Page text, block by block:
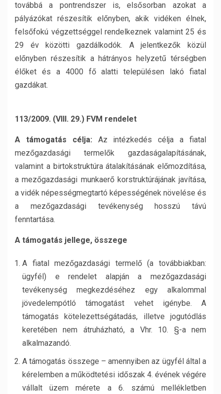
továbbá a pontrendszer is, elsősorban azokat a
pályázókat részesítik előnyben, akik vidéken élnek,
felsőfokú végzettséggel rendelkeznek valamint 25 és
29 év közötti gazdálkodók. A jelentkezők közül
előnyben részesítik a hátrányos helyzetű térségben
élőket és a 4000 fő alatti településen lakó fiatal
gazdákat.
113/2009. (VIII. 29.) FVM rendelet
A támogatás célja: Az intézkedés célja a fiatal
mezőgazdasági termelők gazdaságalapításának,
valamint a birtokstruktúra átalakításának előmozdítása,
a mezőgazdasági munkaerő korstruktúrájának javítása,
a vidék népességmegtartó képességének növelése és
a mezőgazdasági tevékenység hosszú távú
fenntartása.
A támogatás jellege, összege
A fiatal mezőgazdasági termelő (a továbbiakban:
ügyfél) e rendelet alapján a mezőgazdasági
tevékenység megkezdéséhez egy alkalommal
jövedelempótló támogatást vehet igénybe. A
támogatás kötelezettségátadás, illetve jogutódlás
keretében nem átruházható, a Vhr. 10. §-a nem
alkalmazandó.
A támogatás összege – amennyiben az ügyfél által a
kérelemben a működtetési időszak 4. évének végére
vállalt üzem mérete a 6. számú mellékletben